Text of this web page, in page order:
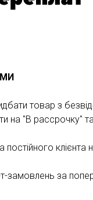
товар з
на "В
замовлень за